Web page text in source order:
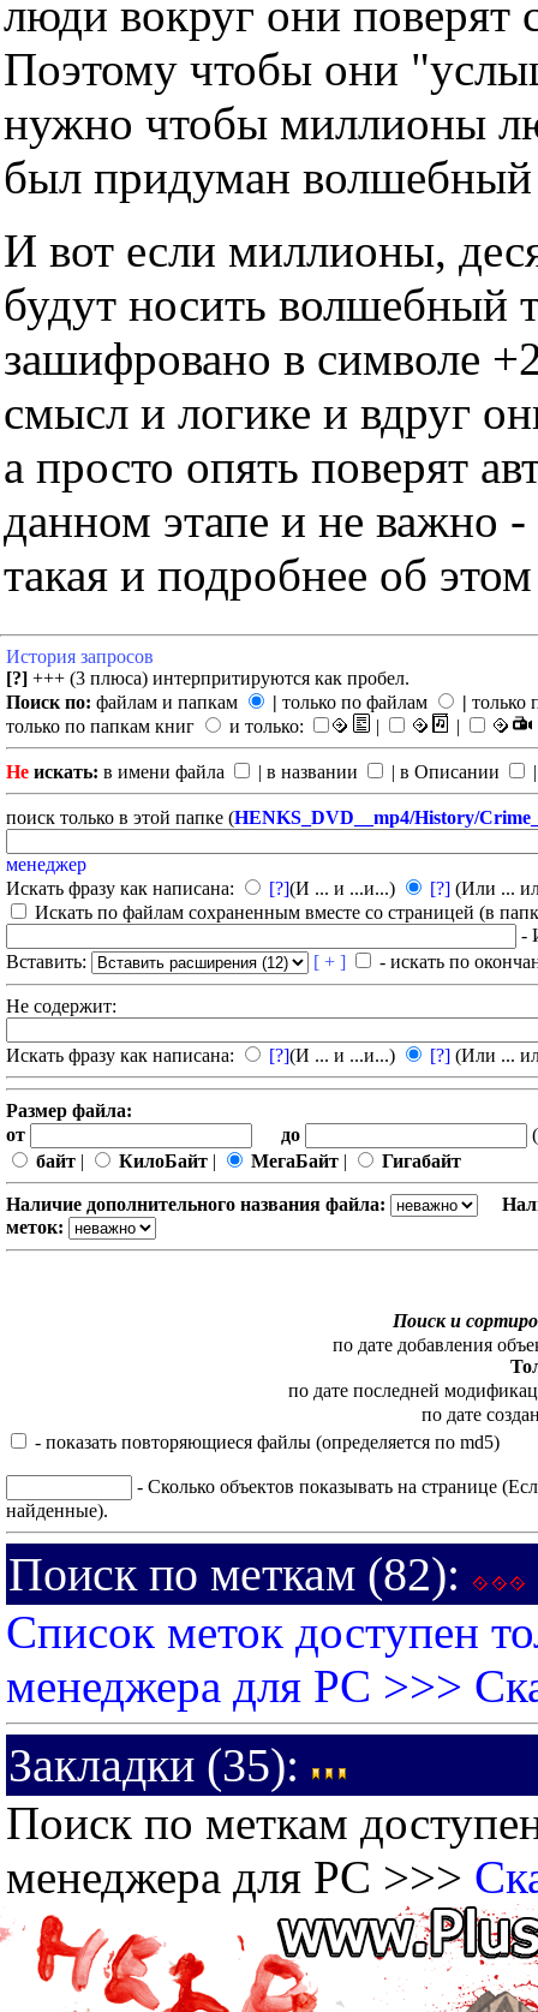
люди вокруг они поверят
Поэтому чтобы они
нужно чтобы миллионы
был придуман волшебный
И вот если миллионы,
будут носить волшебный
зашифровано в символе
смысл и логике и вдруг
а просто опять поверят
данном этапе и не важно
такая и подробнее об
История запросов
[?] +++ (3 плюса) интерпритируются как пробел.
Поиск по: файлам и папкам | только по файлам | только
только по папкам книг
и только: | |
Не искать: в имени файла | в названии | в Описании
поиск только в этой папке (HENKS_DVD__mp4/History/
менеджер
Искать фразу как написана:
[?](И ... и ...и...) [?] (Или ...
Искать по файлам сохраненным вместе со страницей (в
-
Вставить:
[ + ] - искать по
Не содержит:
Искать фразу как написана: [?](И ... и ...и...) [?] (Или ...
Размер файла:
от
до
байт | КилоБайт | МегаБайт | Гигабайт
Наличие дополнительного названия файла:
меток:
Поиск и
по дате добавления
по дате последней
по дате
- показать повторяющиеся файлы (определяется по md5)
- Сколько объектов показывать на странице
найденные).
Поиск по меткам (82):
Список меток доступен
менеджера для PC >>>
Закладки (35):
Поиск по меткам
менеджера для PC >>>